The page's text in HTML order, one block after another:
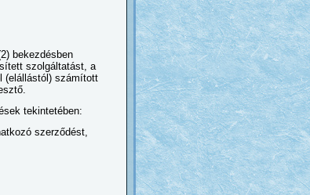
bekezdésben
szolgáltatást, a
(elállástól) számított
tekintetében:
szerződést,